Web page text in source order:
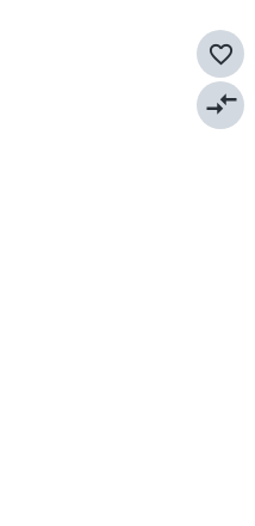
favorite_border
compare_arrows